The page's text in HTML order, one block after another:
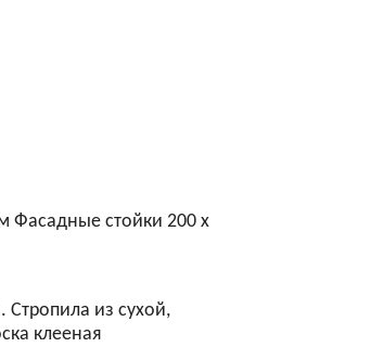
Фасадные стойки 200 х
из сухой,
клееная